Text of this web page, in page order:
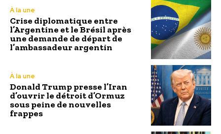
À la une
Crise diplomatique entre
l’Argentine et le Brésil après
une demande de départ de
l’ambassadeur argentin
À la une
Donald Trump presse l’Iran
d’ouvrir le détroit d’Ormuz
sous peine de nouvelles
frappes